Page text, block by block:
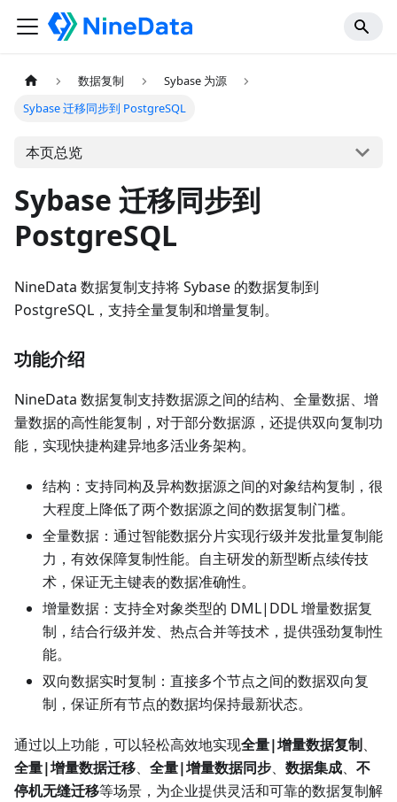
数据复制
Sybase 为源
Sybase 迁移同步到 PostgreSQL
本页总览
Sybase 迁移同步到
PostgreSQL
NineData 数据复制支持将 Sybase 的数据复制到
PostgreSQL，支持全量复制和增量复制。
功能介绍
NineData 数据复制支持数据源之间的结构、全量数据、增
量数据的高性能复制，对于部分数据源，还提供双向复制功
能，实现快捷构建异地多活业务架构。
结构：支持同构及异构数据源之间的对象结构复制，很
大程度上降低了两个数据源之间的数据复制门槛。
全量数据：通过智能数据分片实现行级并发批量复制能
力，有效保障复制性能。自主研发的新型断点续传技
术，保证无主键表的数据准确性。
增量数据：支持全对象类型的 DML|DDL 增量数据复
制，结合行级并发、热点合并等技术，提供强劲复制性
能。
双向数据实时复制：直接多个节点之间的数据双向复
制，保证所有节点的数据均保持最新状态。
通过以上功能，可以轻松高效地实现全量|增量数据复制、
全量|增量数据迁移、 全量|增量数据同步、 数据集成、 不
停机无缝迁移等场景，为企业提供灵活和可靠的数据复制解